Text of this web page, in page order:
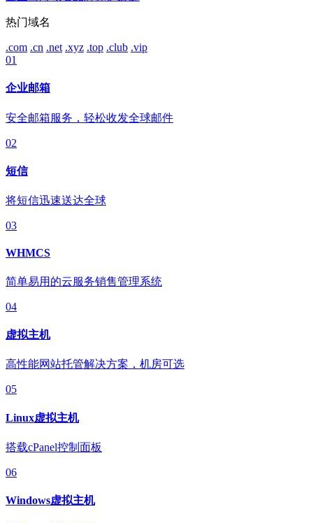
热门域名
.com .cn .net .xyz .top .club .vip
01
企业邮箱
安全邮箱服务，轻松收发全球邮件
02
短信
将短信迅速送达全球
03
WHMCS
简单易用的云服务销售管理系统
04
虚拟主机
高性能网站托管解决方案，机房可选
05
Linux虚拟主机
搭载cPanel控制面板
06
Windows虚拟主机